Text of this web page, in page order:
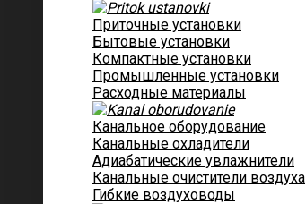
Приточные установки
Бытовые установки
Компактные установки
Промышленные установки
Расходные материалы
Канальное оборудование
Канальные охладители
Адиабатические увлажнители
Канальные очистители воздуха
Гибкие воздуховоды